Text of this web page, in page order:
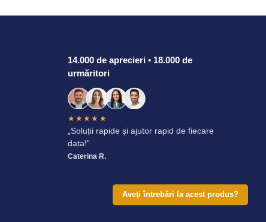
Aveți întrebări la acest produs?
14.000 de aprecieri • 18.000 de
urmăritori
★★★★★
„Soluții rapide și ajutor rapid de fiecare
data!”
Caterina R.
Toate drepturile rezervate.